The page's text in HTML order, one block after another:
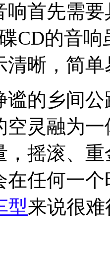
响首先需
CD的音
清晰，简
谧的乡间
空灵融为
，摇滚、
在任何一
型来说很难